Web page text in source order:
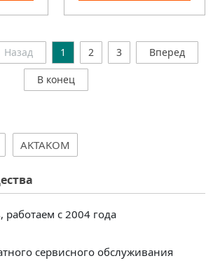
работаем с 2004 года
сервисного обслуживания
Назад 1 2 3 Вперед
В конец
AKTAKOM